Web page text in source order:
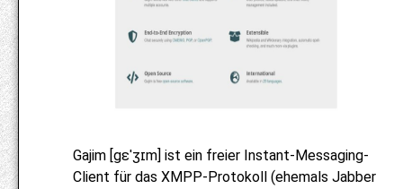
Gajim [gɛˈʒɪm] ist ein freier Instant-Messaging-
Client für das XMPP-Protokoll (ehemals Jabber